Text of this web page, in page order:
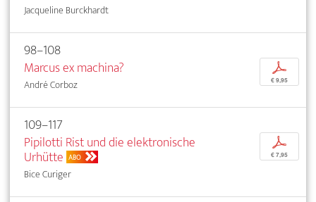
Jacqueline Burckhardt
98–108
Marcus ex machina?
André Corboz
p
€ 9,95
109–117
Pipilotti Rist und die elektronische
Urhütte ABO
Bice Curiger
p
€ 7,95